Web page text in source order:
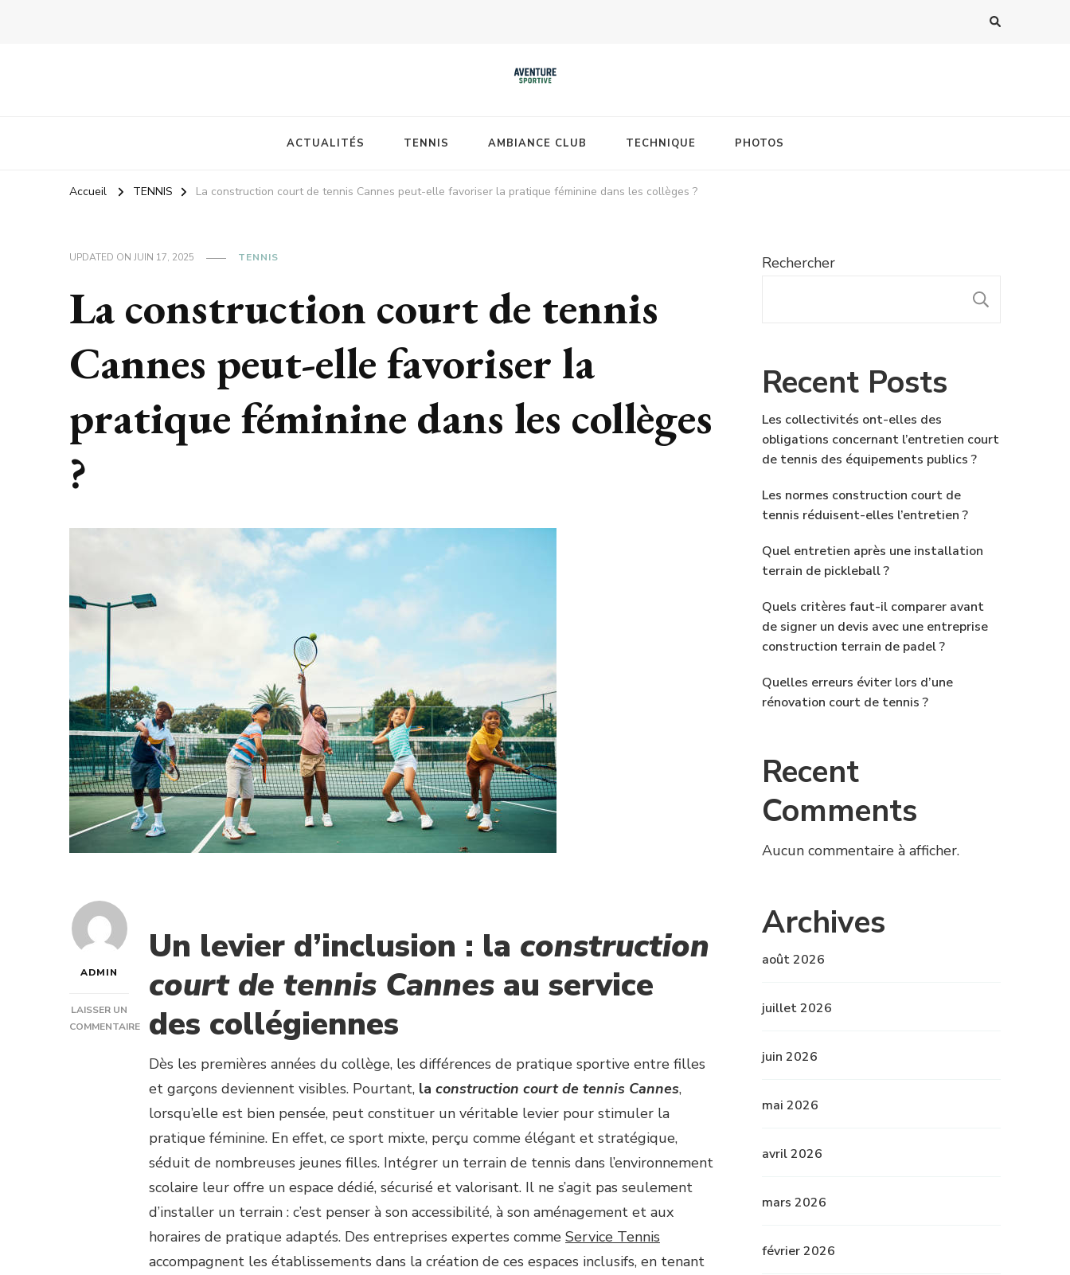
ACTUALITÉS TENNIS AMBIANCE CLUB TECHNIQUE PHOTOS
Accueil TENNIS La construction court de tennis Cannes peut-elle favoriser la pratique féminine dans les collèges ?
UPDATED ON JUIN 17, 2025 TENNIS
La construction court de tennis
Cannes peut-elle favoriser la
pratique féminine dans les collèges
?
ADMIN
LAISSER UN
COMMENTAIRE
FAVORISER
Un levier d’inclusion : la construction
court de tennis Cannes au service
des collégiennes
Dès les premières années du collège, les différences de pratique sportive entre filles
et garçons deviennent visibles. Pourtant, la construction court de tennis Cannes,
lorsqu’elle est bien pensée, peut constituer un véritable levier pour stimuler la
pratique féminine. En effet, ce sport mixte, perçu comme élégant et stratégique,
séduit de nombreuses jeunes filles. Intégrer un terrain de tennis dans l’environnement
scolaire leur offre un espace dédié, sécurisé et valorisant. Il ne s’agit pas seulement
d’installer un terrain : c’est penser à son accessibilité, à son aménagement et aux
horaires de pratique adaptés. Des entreprises expertes comme Service Tennis
accompagnent les établissements dans la création de ces espaces inclusifs, en tenant
Rechercher
Recent Posts
Les collectivités ont-elles des
obligations concernant l’entretien court
de tennis des équipements publics ?
Les normes construction court de
tennis réduisent-elles l’entretien ?
Quel entretien après une installation
terrain de pickleball ?
Quels critères faut-il comparer avant
de signer un devis avec une entreprise
construction terrain de padel ?
Quelles erreurs éviter lors d’une
rénovation court de tennis ?
Recent
Comments
Aucun commentaire à afficher.
Archives
août 2026
juillet 2026
juin 2026
mai 2026
avril 2026
mars 2026
février 2026